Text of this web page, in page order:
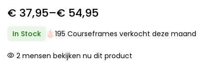
€ 37,95–€ 54,95
Price
range:
€ 37,95
In Stock 195 Courseframes verkocht deze maand
2 mensen bekijken nu dit product